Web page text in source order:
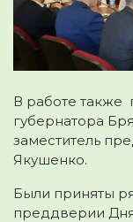
В работе также
губернатора
заместитель
Якушенко.
Были приняты
преддверии